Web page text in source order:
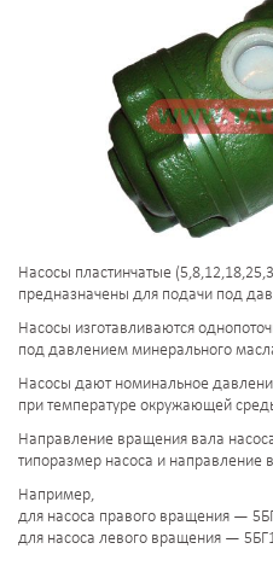
Насосы пластинчатые
предназначены для подачи под
Насосы изготавливаются
под давлением минерального
Насосы дают номинальное
при температуре окружающей
Направление вращения вала
типоразмер насоса и направление
Например,
для насоса правого вращения —
для насоса левого вращения —